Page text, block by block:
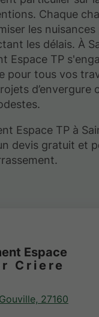
Chaque
les nuisances
les délais. À
Espace TP
pour tous vos
d’envergure
Espace TP à
devis gratuit et
Espace
Criere
27160